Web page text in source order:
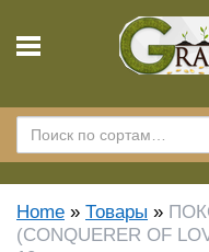
Home » Товары »
(CONQUERER OF